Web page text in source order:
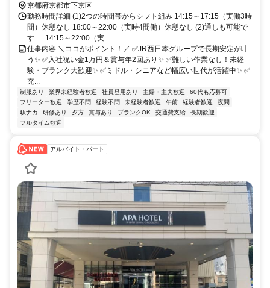
京都府京都市下京区
勤務時間詳細 (1)2つの時間帯からシフト組み 14:15～17:15（実働3時
間）休憩なし 18:00～22:00（実時4間働）休憩なし (2)通しも可能で
す … 14:15～22:00（実...
仕事内容 ＼ココがポイント！／ ✅JR西日本グループで長期安定が叶
う✨ ✅入社祝い金1万円＆賞与年2回あり✨ ✅難しい作業なし！未経
験・ブランク大歓迎✨ ✅ミドル・シニアなど幅広い世代が活躍中✨ ✅
充...
制服あり 業界未経験者歓迎 社員登用あり 主婦・主夫歓迎
60代も応募可
フリーター歓迎
学歴不問 経験不問 未経験者歓迎 午前 経験者歓迎
夜間
駅ナカ
研修あり 夕方 賞与あり ブランクOK 交通費支給
長期歓迎
フルタイム歓迎
アルバイト・パート